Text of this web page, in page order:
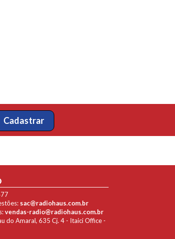
sac@radiohaus.com.br
vendas-radio@radiohaus.com.br
do Amaral, 635 Cj. 4 - Itaici Office -